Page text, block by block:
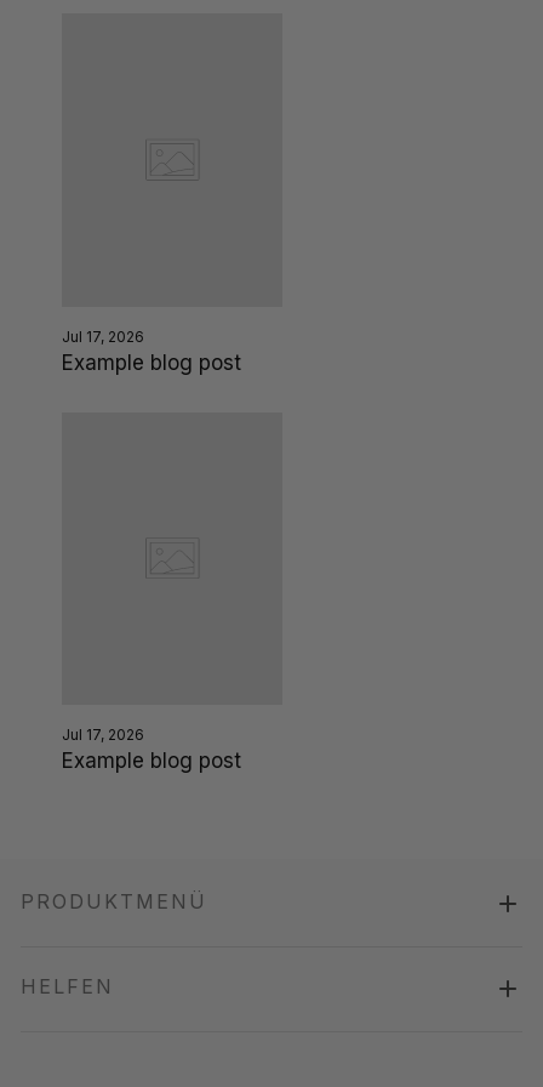
Jul 17, 2026
Example blog post
Jul 17, 2026
Example blog post
PRODUKTMENÜ
HELFEN